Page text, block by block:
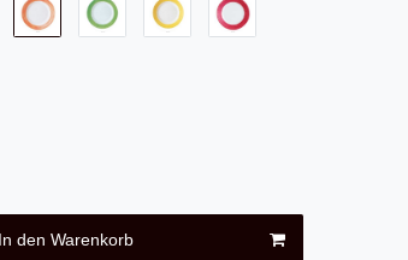
In den Warenkorb